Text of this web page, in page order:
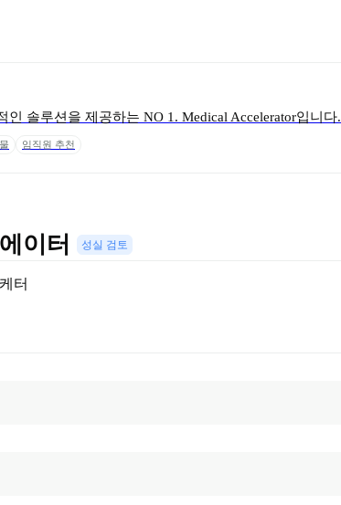
솔루션을 제공하는 NO 1. Medical Accelerator입니다.
임직원 추천
이터 성실 검토
터